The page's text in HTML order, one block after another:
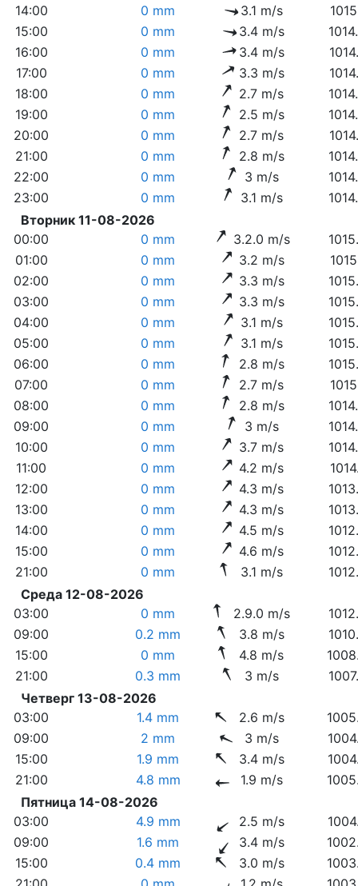
14:00
0 mm 3.1 m/s
15:00
0 mm 3.4 m/s
16:00
0 mm 3.4 m/s
17:00
0 mm 3.3 m/s
18:00
0 mm 2.7 m/s
19:00
0 mm 2.5 m/s
20:00
0 mm 2.7 m/s
21:00
0 mm 2.8 m/s
22:00
0 mm 3 m/s
23:00
0 mm 3.1 m/s
Вторник 11-08-2026
00:00
0 mm 3.2.0 m/s
01:00
0 mm 3.2 m/s
02:00
0 mm 3.3 m/s
03:00
0 mm 3.3 m/s
04:00
0 mm 3.1 m/s
05:00
0 mm 3.1 m/s
06:00
0 mm 2.8 m/s
07:00
0 mm 2.7 m/s
08:00
0 mm 2.8 m/s
09:00
0 mm 3 m/s
10:00
0 mm 3.7 m/s
11:00
0 mm 4.2 m/s
12:00
0 mm 4.3 m/s
13:00
0 mm 4.3 m/s
14:00
0 mm 4.5 m/s
15:00
0 mm 4.6 m/s
21:00
0 mm 3.1 m/s
Среда 12-08-2026
03:00
0 mm 2.9.0 m/s
09:00
0.2 mm 3.8 m/s
15:00
0 mm 4.8 m/s
21:00
0.3 mm 3 m/s
Четверг 13-08-2026
03:00
1.4 mm 2.6 m/s
09:00
2 mm 3 m/s
15:00
1.9 mm 3.4 m/s
21:00
4.8 mm 1.9 m/s
Пятница 14-08-2026
03:00
4.9 mm 2.5 m/s
09:00
1.6 mm 3.4 m/s
15:00
0.4 mm 3.0 m/s